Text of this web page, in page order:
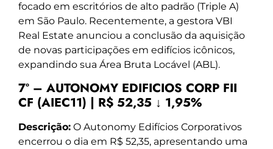
focado em escritórios de alto padrão (Triple A)
em São Paulo. Recentemente, a gestora VBI
Real Estate anunciou a conclusão da aquisição
de novas participações em edifícios icônicos,
expandindo sua Área Bruta Locável (ABL).
7º – AUTONOMY EDIFICIOS CORP FII
CF (AIEC11) | R$ 52,35 ↓ 1,95%
Descrição: O Autonomy Edifícios Corporativos
encerrou o dia em R$ 52,35, apresentando uma